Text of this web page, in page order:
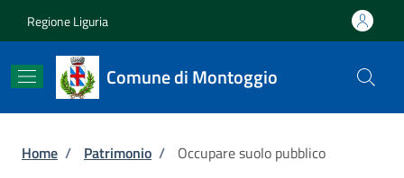
Regione Liguria
Comune di Montoggio
Briciole di pane
Home / Patrimonio / Occupare suolo pubblico